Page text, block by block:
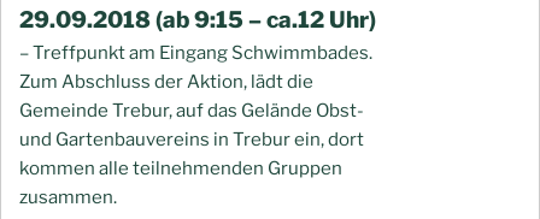
29.09.2018 (ab 9:15 – ca.12 Uhr)
– Treffpunkt am Eingang Schwimmbades.
Zum Abschluss der Aktion, lädt die
Gemeinde Trebur, auf das Gelände Obst-
und Gartenbauvereins in Trebur ein, dort
kommen alle teilnehmenden Gruppen
zusammen.